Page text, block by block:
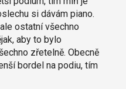
si dávám piano.
ostatní všechno
aby to bylo
zřetelně. Obecně
bordel na podiu, tím